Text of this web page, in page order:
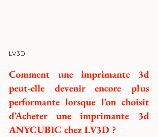
LV3D
Comment une imprimante 3d
peut-elle devenir encore plus
performante lorsque l’on choisit
d’Acheter une imprimante 3d
ANYCUBIC chez LV3D ?